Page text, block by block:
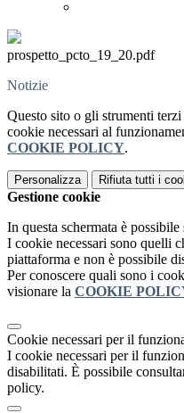
prospetto_pcto_19_20.pdf
Notizie
Questo sito o gli strumenti
cookie necessari al
COOKIE POLICY.
Personalizza Rifiuta tutti i
Gestione cookie
In questa schermata è
I cookie necessari sono quelli
piattaforma e non è possibile
Per conoscere quali sono i
visionare la COOKIE
Cookie necessari per il
I cookie necessari per il
disabilitati. È possibile
policy.